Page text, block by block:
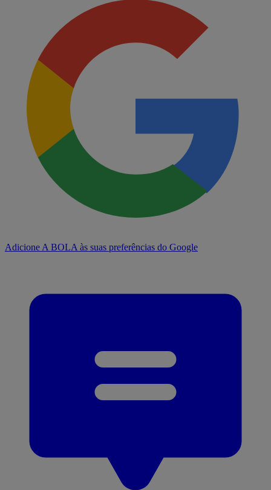
Adicione A BOLA às suas preferências do Google